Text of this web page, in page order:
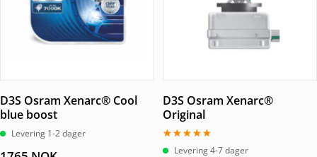
D3S Osram Xenarc® Cool
blue boost
Levering 1-2 dager
D3S Osram Xenarc®
Original
Vurdert
Levering 4-7 dager